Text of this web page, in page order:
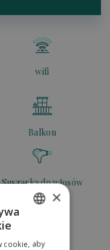
wifi
Balkon
Suszarka do włosów
×
cookie, aby